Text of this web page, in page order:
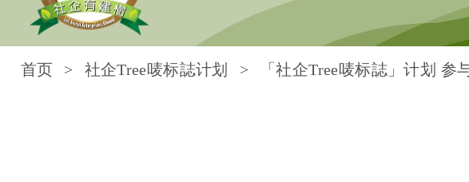
首页 社企Tree唛标誌计划 「社企Tree唛标誌」计划 参